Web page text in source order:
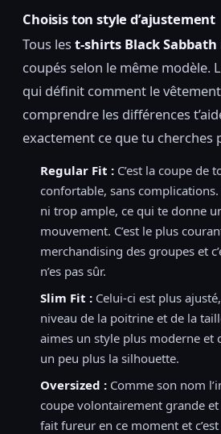
Choisis ton style d’ajustement
Tous les t-shirts Black Sabbath
coupés selon le même modèle.
qui définit comment le
comprendre les différences
exactement ce que tu cherches
Regular Fit : C’est la coupe de
confortable, sans complications.
ni trop ample, ce qui te donne
mouvement. C’est le plus
merchandising des groupes et
n’es pas sûr.
Slim Fit : Celui-ci est plus
niveau de la poitrine et de la
aimes un style plus moderne et
un peu plus la silhouette.
Oversized : Comme son nom
coupe volontairement grande et
fait fureur en ce moment et